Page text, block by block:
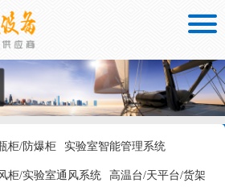

柜/防爆柜 实验室智能管理系统
柜/实验室通风系统 高温台/天平台/货架